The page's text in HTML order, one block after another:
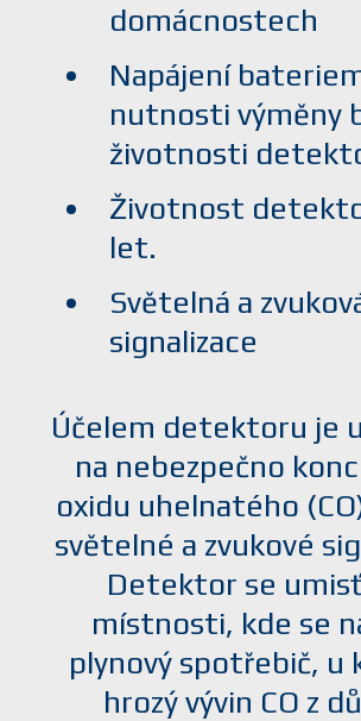
domácnostech
Napájení
nutnosti výměny
životnosti
Životnost
let.
Světelná a
signalizace
Účelem detektoru je
na nebezpečno
oxidu uhelnatého
světelné a zvukové
Detektor se
místnosti, kde se
plynový spotřebič, u
hrozý vývin CO z